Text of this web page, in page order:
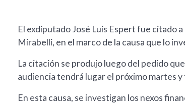
El exdiputado José Luis Espert fue citado
Mirabelli, en el marco de la causa que lo
La citación se produjo luego del pedido
audiencia tendrá lugar el próximo martes
En esta causa, se investigan los nexos